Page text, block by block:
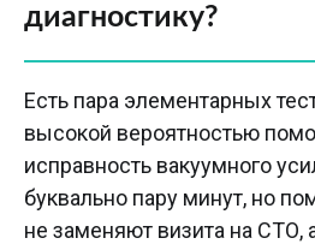
диагностику?
Есть пара элементарных
высокой вероятностью
исправность вакуумного
буквально пару минут, но
не заменяют визита на СТО,